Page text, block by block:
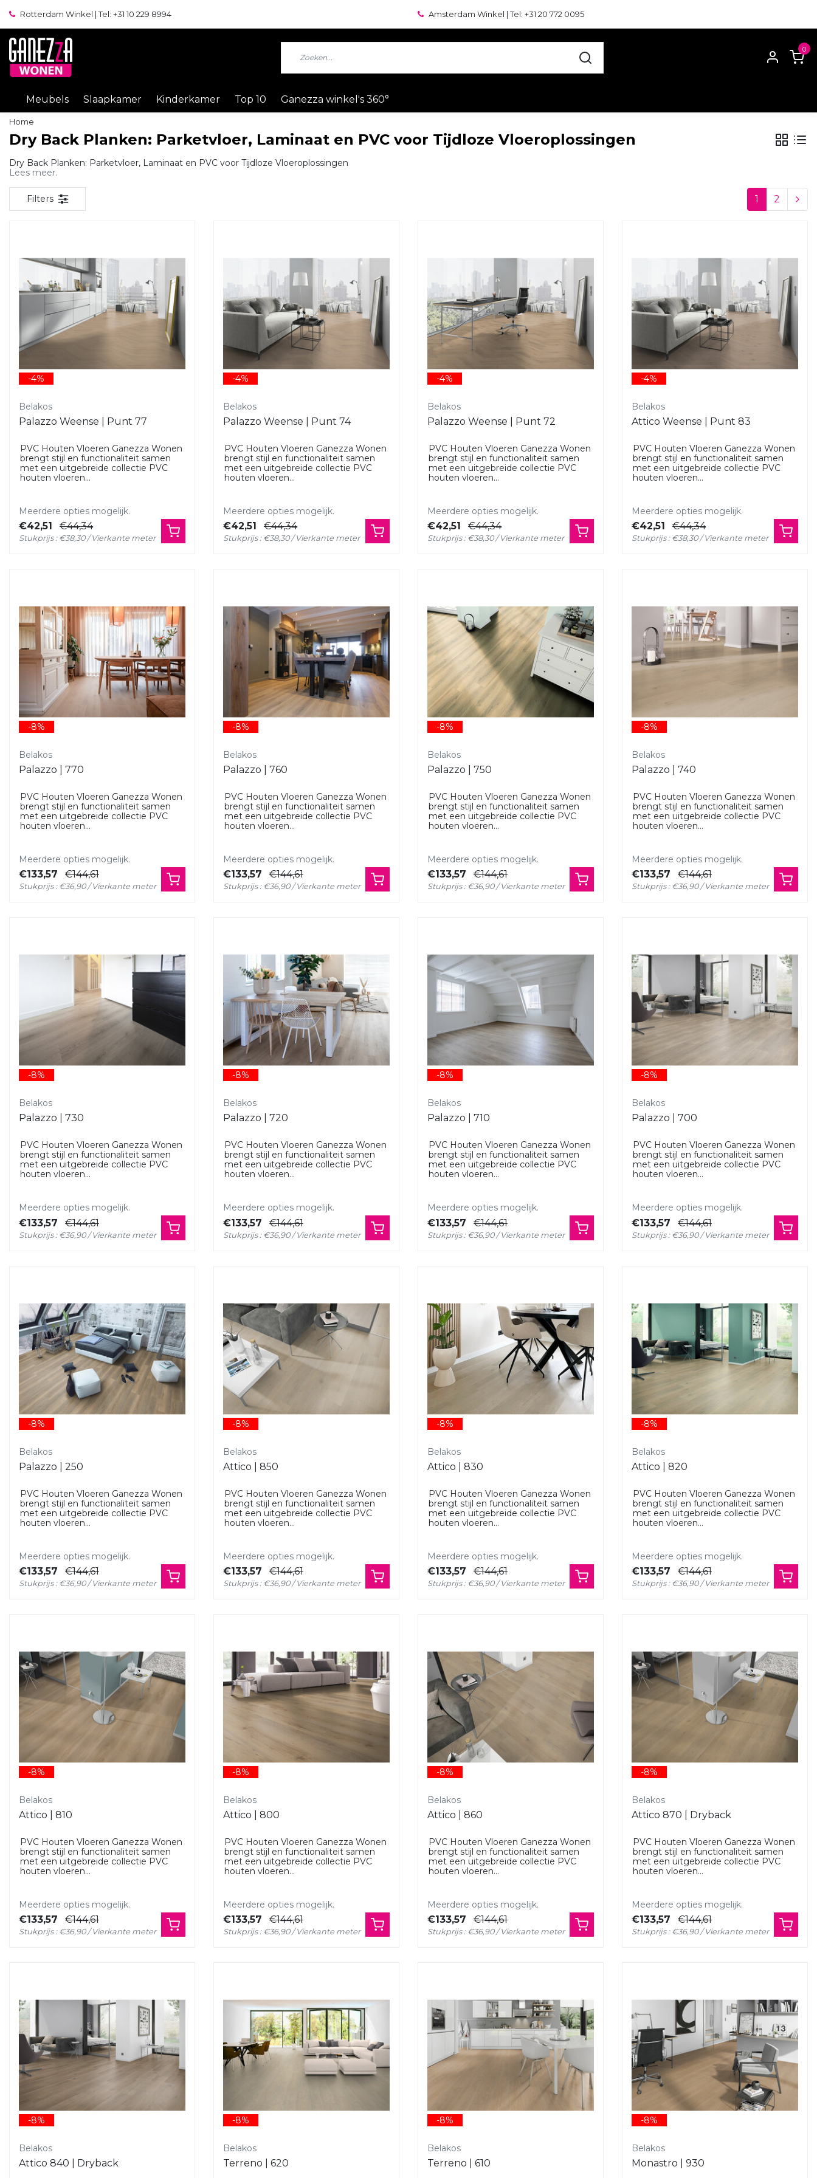
Rotterdam Winkel | Tel: +31 10 229 8994 Amsterdam Winkel | Tel: +31 20 772 0095
0
Meubels Slaapkamer Kinderkamer Top 10 Ganezza winkel's 360°
Home
Dry Back Planken: Parketvloer, Laminaat en PVC voor Tijdloze Vloeroplossingen
Dry Back Planken: Parketvloer, Laminaat en PVC voor Tijdloze Vloeroplossingen
Lees meer.
Filters 1 2
-4%
Belakos
Palazzo Weense | Punt 77
PVC Houten Vloeren Ganezza Wonen
brengt stijl en functionaliteit samen
met een uitgebreide collectie PVC
houten vloeren...
Meerdere opties mogelijk.
€42,51 €44,34
Stukprijs : €38,30 / Vierkante meter
-4%
Belakos
Palazzo Weense | Punt 74
PVC Houten Vloeren Ganezza Wonen
brengt stijl en functionaliteit samen
met een uitgebreide collectie PVC
houten vloeren...
Meerdere opties mogelijk.
€42,51 €44,34
Stukprijs : €38,30 / Vierkante meter
-4%
Belakos
Palazzo Weense | Punt 72
PVC Houten Vloeren Ganezza Wonen
brengt stijl en functionaliteit samen
met een uitgebreide collectie PVC
houten vloeren...
Meerdere opties mogelijk.
€42,51 €44,34
Stukprijs : €38,30 / Vierkante meter
-4%
Belakos
Attico Weense | Punt 83
PVC Houten Vloeren Ganezza Wonen
brengt stijl en functionaliteit samen
met een uitgebreide collectie PVC
houten vloeren...
Meerdere opties mogelijk.
€42,51 €44,34
Stukprijs : €38,30 / Vierkante meter
-8%
Belakos
Palazzo | 770
PVC Houten Vloeren Ganezza Wonen
brengt stijl en functionaliteit samen
met een uitgebreide collectie PVC
houten vloeren...
Meerdere opties mogelijk.
€133,57 €144,61
Stukprijs : €36,90 / Vierkante meter
-8%
Belakos
Palazzo | 760
PVC Houten Vloeren Ganezza Wonen
brengt stijl en functionaliteit samen
met een uitgebreide collectie PVC
houten vloeren...
Meerdere opties mogelijk.
€133,57 €144,61
Stukprijs : €36,90 / Vierkante meter
-8%
Belakos
Palazzo | 750
PVC Houten Vloeren Ganezza Wonen
brengt stijl en functionaliteit samen
met een uitgebreide collectie PVC
houten vloeren...
Meerdere opties mogelijk.
€133,57 €144,61
Stukprijs : €36,90 / Vierkante meter
-8%
Belakos
Palazzo | 740
PVC Houten Vloeren Ganezza Wonen
brengt stijl en functionaliteit samen
met een uitgebreide collectie PVC
houten vloeren...
Meerdere opties mogelijk.
€133,57 €144,61
Stukprijs : €36,90 / Vierkante meter
-8%
Belakos
Palazzo | 730
PVC Houten Vloeren Ganezza Wonen
brengt stijl en functionaliteit samen
met een uitgebreide collectie PVC
houten vloeren...
Meerdere opties mogelijk.
€133,57 €144,61
Stukprijs : €36,90 / Vierkante meter
-8%
Belakos
Palazzo | 720
PVC Houten Vloeren Ganezza Wonen
brengt stijl en functionaliteit samen
met een uitgebreide collectie PVC
houten vloeren...
Meerdere opties mogelijk.
€133,57 €144,61
Stukprijs : €36,90 / Vierkante meter
-8%
Belakos
Palazzo | 710
PVC Houten Vloeren Ganezza Wonen
brengt stijl en functionaliteit samen
met een uitgebreide collectie PVC
houten vloeren...
Meerdere opties mogelijk.
€133,57 €144,61
Stukprijs : €36,90 / Vierkante meter
-8%
Belakos
Palazzo | 700
PVC Houten Vloeren Ganezza Wonen
brengt stijl en functionaliteit samen
met een uitgebreide collectie PVC
houten vloeren...
Meerdere opties mogelijk.
€133,57 €144,61
Stukprijs : €36,90 / Vierkante meter
-8%
Belakos
Palazzo | 250
PVC Houten Vloeren Ganezza Wonen
brengt stijl en functionaliteit samen
met een uitgebreide collectie PVC
houten vloeren...
Meerdere opties mogelijk.
€133,57 €144,61
Stukprijs : €36,90 / Vierkante meter
-8%
Belakos
Attico | 850
PVC Houten Vloeren Ganezza Wonen
brengt stijl en functionaliteit samen
met een uitgebreide collectie PVC
houten vloeren...
Meerdere opties mogelijk.
€133,57 €144,61
Stukprijs : €36,90 / Vierkante meter
-8%
Belakos
Attico | 830
PVC Houten Vloeren Ganezza Wonen
brengt stijl en functionaliteit samen
met een uitgebreide collectie PVC
houten vloeren...
Meerdere opties mogelijk.
€133,57 €144,61
Stukprijs : €36,90 / Vierkante meter
-8%
Belakos
Attico | 820
PVC Houten Vloeren Ganezza Wonen
brengt stijl en functionaliteit samen
met een uitgebreide collectie PVC
houten vloeren...
Meerdere opties mogelijk.
€133,57 €144,61
Stukprijs : €36,90 / Vierkante meter
-8%
Belakos
Attico | 810
PVC Houten Vloeren Ganezza Wonen
brengt stijl en functionaliteit samen
met een uitgebreide collectie PVC
houten vloeren...
Meerdere opties mogelijk.
€133,57 €144,61
Stukprijs : €36,90 / Vierkante meter
-8%
Belakos
Attico | 800
PVC Houten Vloeren Ganezza Wonen
brengt stijl en functionaliteit samen
met een uitgebreide collectie PVC
houten vloeren...
Meerdere opties mogelijk.
€133,57 €144,61
Stukprijs : €36,90 / Vierkante meter
-8%
Belakos
Attico | 860
PVC Houten Vloeren Ganezza Wonen
brengt stijl en functionaliteit samen
met een uitgebreide collectie PVC
houten vloeren...
Meerdere opties mogelijk.
€133,57 €144,61
Stukprijs : €36,90 / Vierkante meter
-8%
Belakos
Attico 870 | Dryback
PVC Houten Vloeren Ganezza Wonen
brengt stijl en functionaliteit samen
met een uitgebreide collectie PVC
houten vloeren...
Meerdere opties mogelijk.
€133,57 €144,61
Stukprijs : €36,90 / Vierkante meter
-8%
Belakos
Attico 840 | Dryback
-8%
Belakos
Terreno | 620
-8%
Belakos
Terreno | 610
-8%
Belakos
Monastro | 930